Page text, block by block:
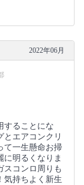
2022年06月
することにな
とエアコンクリ
て一生懸命お掃
に明るくなりま
スコンロ周りも
気持ちよく新生